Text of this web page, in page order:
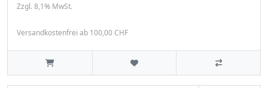
Zzgl. 8,1% MwSt.
Versandkostenfrei ab 100,00 CHF